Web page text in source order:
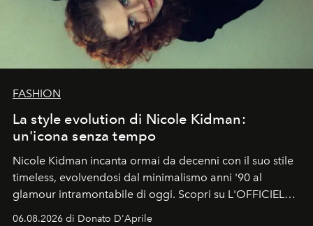
FASHION
La style evolution di Nicole Kidman:
un'icona senza tempo
Nicole Kidman incanta ormai da decenni con il suo stile
timeless, evolvendosi dal minimalismo anni '90 al
glamour intramontabile di oggi. Scopri su L'OFFICIEL
Italia la sua style evolution.
06.08.2026 di Donato D'Aprile